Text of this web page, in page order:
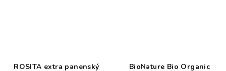
ROSITA extra panenský
BioNature Bio Organic